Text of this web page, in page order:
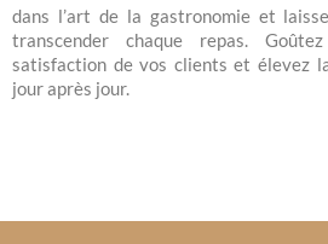
dans l’art de la gastronomie et
transcender chaque repas.
satisfaction de vos clients et élevez
jour après jour.